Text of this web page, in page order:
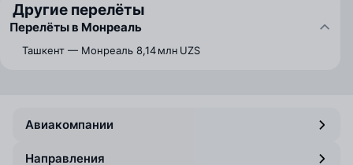
Другие перелёты
Перелёты в Монреаль
Ташкент — Монреаль 8,14 млн UZS
Авиакомпании
Направления